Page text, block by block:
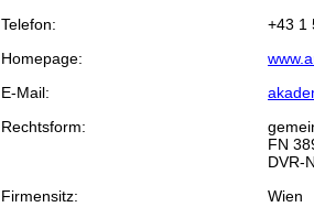
Telefon:
+43 1
Homepage:
E-Mail:
Rechtsform:
FN
DVR-
Firmensitz:
Wien